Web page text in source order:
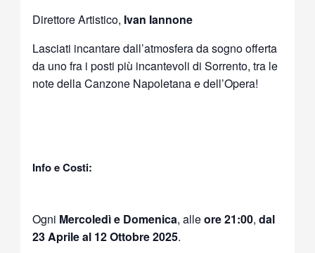
Direttore Artistico, Ivan Iannone
Lasciati incantare dall’atmosfera da sogno offerta
da uno fra i posti più incantevoli di Sorrento, tra le
note della Canzone Napoletana e dell’Opera!
Info e Costi:
Ogni Mercoledì e Domenica, alleore 21:00,dal
23 Aprile al 12 Ottobre 2025.